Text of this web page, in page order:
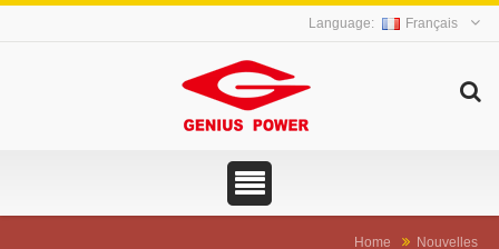
Français
Home Nouvelles